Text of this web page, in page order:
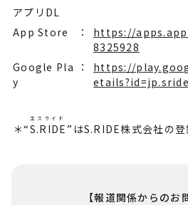
アプリDL
App Store
：
https://
8325928
Google Pla
y
：
https://
＊“S.RIDE
エスライド
”はS.RIDE株式会社の登
【報道関係からのお